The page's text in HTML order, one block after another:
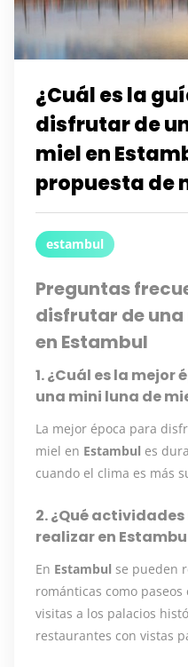
¿Cuál es la
disfrutar de
miel en
propuesta de
estambul
Preguntas
disfrutar de una
en Estambul
1. ¿Cuál es la
una mini luna de
La mejor época para
miel en Estambul es
cuando el clima es más
2. ¿Qué
realizar en
En Estambul se pueden
románticas como
visitas a los palacios
restaurantes con vistas